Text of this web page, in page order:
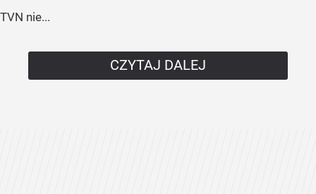
TVN nie...
CZYTAJ DALEJ